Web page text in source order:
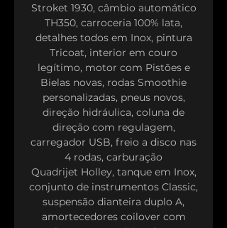
Stroket 1930, câmbio automático
TH350, carroceria 100% lata,
detalhes todos em Inox, pintura
Tricoat, interior em couro
legítimo, motor com Pistões e
Bielas novas, rodas Smoothie
personalizadas, pneus novos,
direção hidráulica, coluna de
direção com regulagem,
carregador USB, freio a disco nas
4 rodas, carburação
Quadrijet Holley, tanque em Inox,
conjunto de instrumentos Classic,
suspensão dianteira duplo A,
amortecedores coilover com